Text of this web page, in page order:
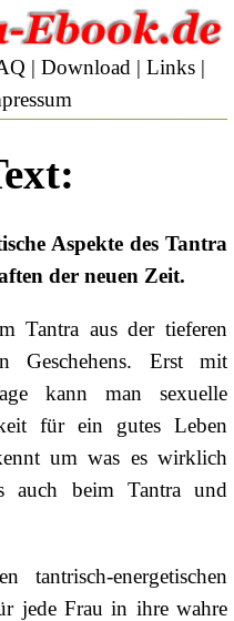
| Download | Links |
Aspekte des Tantra
der neuen Zeit.
Tantra aus der tieferen
Geschehens. Erst mit
kann man sexuelle
für ein gutes Leben
um was es wirklich
auch beim Tantra und
energetischen
jede Frau in ihre wahre